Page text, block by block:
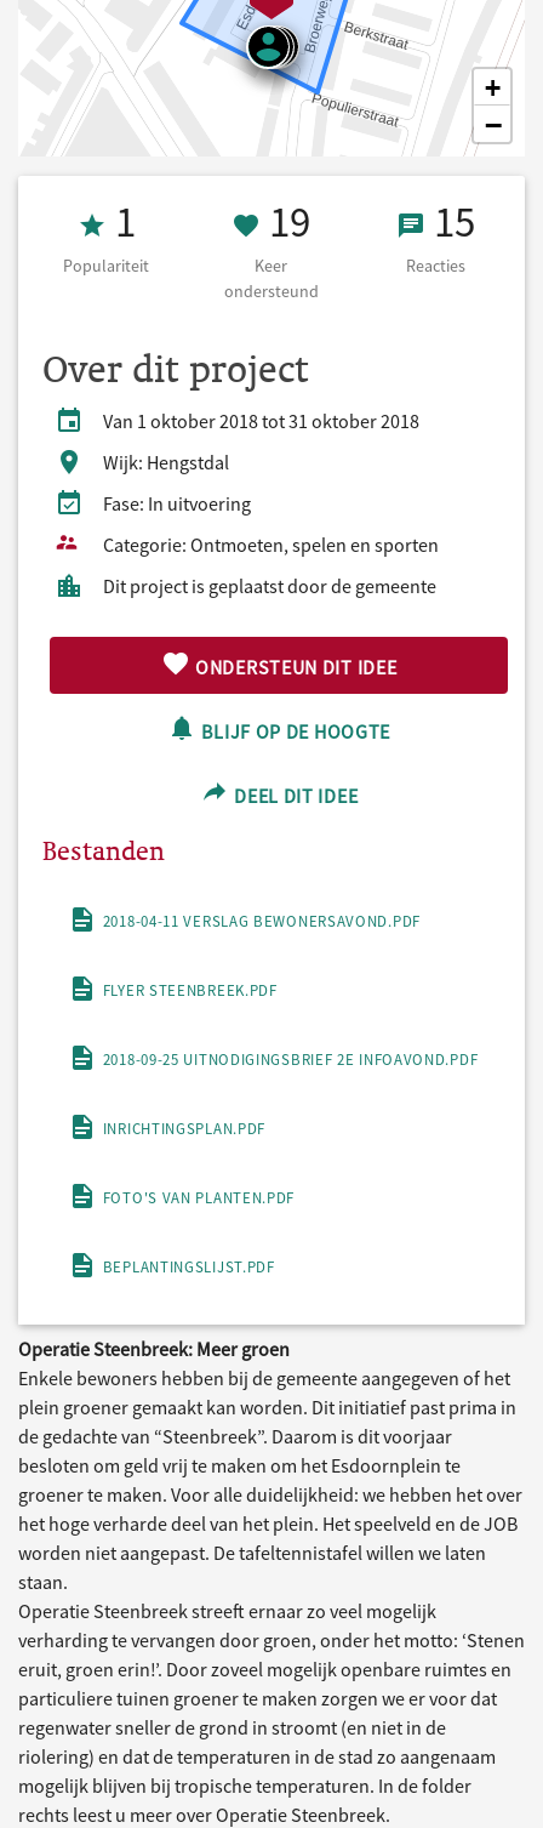
+
−
Populariteit 1
1
Populariteit
19 Keer
19
Keer
ondersteund
1515
Reacties
Over dit project
Van 1 oktober 2018 tot 31 oktober 2018
Wijk: Hengstdal
Fase: In uitvoering
Categorie: Ontmoeten, spelen en sporten
Dit project is geplaatst door de gemeente
ONDERSTEUN DIT IDEE
BLIJF OP DE HOOGTE
DEEL DIT IDEE
Bestanden
2018-04-11 VERSLAG BEWONERSAVOND.PDF
FLYER STEENBREEK.PDF
2018-09-25 UITNODIGINGSBRIEF 2E INFOAVOND.PDF
INRICHTINGSPLAN.PDF
FOTO'S VAN PLANTEN.PDF
BEPLANTINGSLIJST.PDF
Operatie Steenbreek: Meer groen
Enkele bewoners hebben bij de gemeente aangegeven of het
plein groener gemaakt kan worden. Dit initiatief past prima in
de gedachte van “Steenbreek”. Daarom is dit voorjaar
besloten om geld vrij te maken om het Esdoornplein te
groener te maken. Voor alle duidelijkheid: we hebben het over
het hoge verharde deel van het plein. Het speelveld en de JOB
worden niet aangepast. De tafeltennistafel willen we laten
staan.
Operatie Steenbreek streeft ernaar zo veel mogelijk
verharding te vervangen door groen, onder het motto: ‘Stenen
eruit, groen erin!’. Door zoveel mogelijk openbare ruimtes en
particuliere tuinen groener te maken zorgen we er voor dat
regenwater sneller de grond in stroomt (en niet in de
riolering) en dat de temperaturen in de stad zo aangenaam
mogelijk blijven bij tropische temperaturen. In de folder
rechts leest u meer over Operatie Steenbreek.